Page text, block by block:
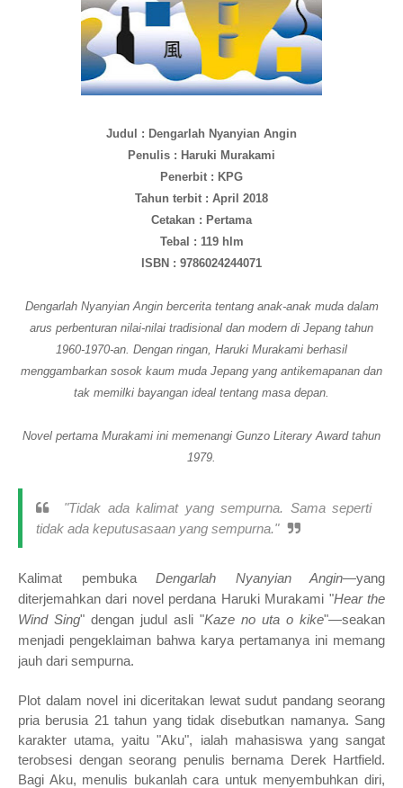
Judul : Dengarlah Nyanyian Angin
Penulis : Haruki Murakami
Penerbit : KPG
Tahun terbit : April 2018
Cetakan : Pertama
Tebal : 119 hlm
ISBN : 9786024244071
Dengarlah Nyanyian Angin bercerita tentang anak-anak muda dalam
arus perbenturan nilai-nilai tradisional dan modern di Jepang tahun
1960-1970-an. Dengan ringan, Haruki Murakami berhasil
menggambarkan sosok kaum muda Jepang yang antikemapanan dan
tak memilki bayangan ideal tentang masa depan.
Novel pertama Murakami ini memenangi Gunzo Literary Award tahun
1979.
"Tidak ada kalimat yang sempurna. Sama seperti
tidak ada keputusasaan yang sempurna."⁣
Kalimat pembuka Dengarlah Nyanyian Angin—yang
diterjemahkan dari novel perdana Haruki Murakami "Hear the
Wind Sing" dengan judul asli "Kaze no uta o kike"—seakan
menjadi pengeklaiman bahwa karya pertamanya ini memang
jauh dari sempurna.⁣
Plot dalam novel ini diceritakan lewat sudut pandang seorang
pria berusia 21 tahun yang tidak disebutkan namanya. Sang
karakter utama, yaitu "Aku", ialah mahasiswa yang sangat
terobsesi dengan seorang penulis bernama Derek Hartfield.
Bagi Aku, menulis bukanlah cara untuk menyembuhkan diri,